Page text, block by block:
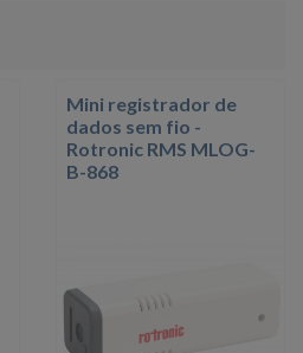
Mini registrador de
dados sem fio -
Rotronic RMS MLOG-
B-868